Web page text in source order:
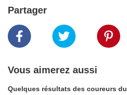
Partager
Vous aimerez aussi
Quelques résultats des coureurs du